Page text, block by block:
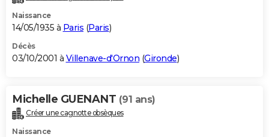
Naissance
14/05/1935 à Paris (Paris)
Décès
03/10/2001 à Villenave-d'Ornon (Gironde)
Michelle GUENANT (91 ans)
Créer une cagnotte obsèques
Naissance